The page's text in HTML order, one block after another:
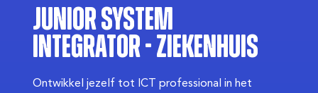
Junior System
Integrator - Ziekenhuis
Ontwikkel jezelf tot ICT professional in het